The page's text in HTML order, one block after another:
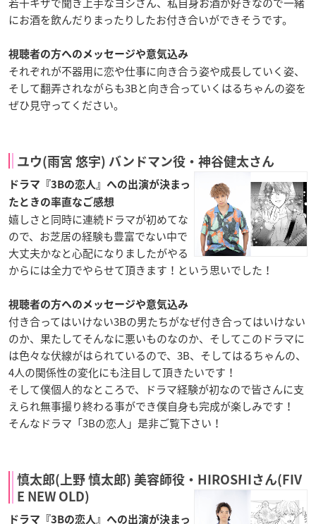
にお酒を飲んだりまったりしたお付き合いができそうです。
視聴者の方へのメッセージや意気込み
それぞれが不器用に恋や仕事に向き合う姿や成長していく姿、
そして翻弄されながらも3Bと向き合っていくはるちゃんの姿を
ぜひ見守ってください。
ユウ(雨宮 悠宇) バンドマン役・神谷健太さん
ドラマ『3Bの恋人』への出演が決まっ
たときの率直なご感想
嬉しさと同時に連続ドラマが初めてな
ので、お芝居の経験も豊富でない中で
大丈夫かなと心配になりましたがやる
からには全力でやらせて頂きます！という思いでした！
視聴者の方へのメッセージや意気込み
付き合ってはいけない3Bの男たちがなぜ付き合ってはいけない
のか、果たしてそんなに悪いものなのか、そしてこのドラマに
は色々な伏線がはられているので、3B、そしてはるちゃんの、
4人の関係性の変化にも注目して頂きたいです！
そして僕個人的なところで、ドラマ経験が初なので皆さんに支
えられ無事撮り終わる事ができ僕自身も完成が楽しみです！
そんなドラマ「3Bの恋人」是非ご覧下さい！
慎太郎(上野 慎太郎) 美容師役・HIROSHIさん(FIV
E NEW OLD)
ドラマ『3Bの恋人』への出演が決まっ